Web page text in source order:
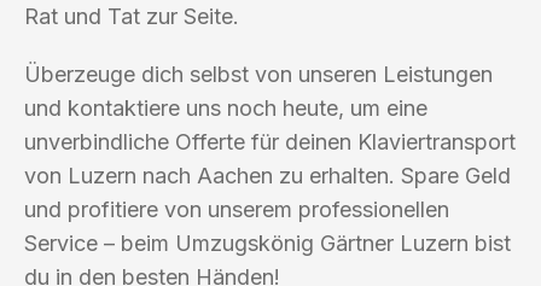
Rat und Tat zur Seite.
Überzeuge dich selbst von unseren Leistungen
und kontaktiere uns noch heute, um eine
unverbindliche Offerte für deinen Klaviertransport
von Luzern nach Aachen zu erhalten. Spare Geld
und profitiere von unserem professionellen
Service – beim Umzugskönig Gärtner Luzern bist
du in den besten Händen!